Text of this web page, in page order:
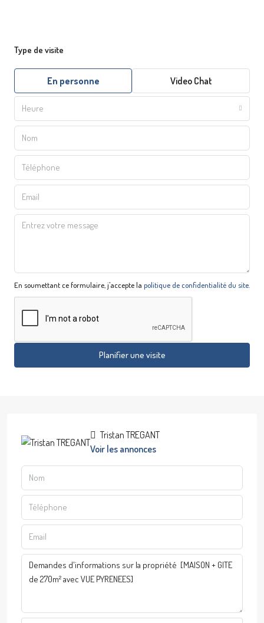
Type de visite
En personne Video Chat
Heure
En soumettant ce formulaire, j'accepte la politique de confidentialité du site.
Planifier une visite
Tristan TREGANT
Voir les annonces